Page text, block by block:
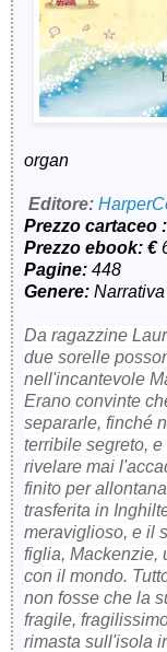
organ
Editore:
Prezzo cartaceo :
Prezzo ebook: €
Pagine: 448
Genere:
Da ragazzine
due sorelle
nell'incantevole
Erano convinte
separarle, finché
terribile segreto,
rivelare mai
finito per
trasferita in
meraviglioso, e il
figlia, Mackenzie,
con il mondo.
non fosse che la
fragile,
rimasta sull'isola